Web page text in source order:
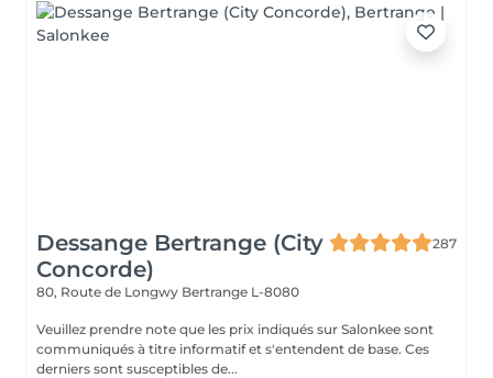
Dessange Bertrange (City
Concorde)
287
80, Route de Longwy Bertrange L-8080
Veuillez prendre note que les prix indiqués sur Salonkee sont
communiqués à titre informatif et s'entendent de base. Ces
derniers sont susceptibles de...